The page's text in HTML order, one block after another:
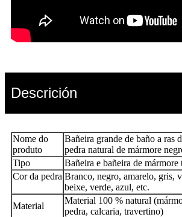
Descrición
Nome do
produto
Bañeira grande de baño a ras
pedra natural de mármore
Tipo
Bañeira e bañeira de mármore
Cor da pedra Branco, negro, amarelo, gris,
beixe, verde, azul, etc.
Material
Material 100 % natural
pedra, calcaria, travertino)